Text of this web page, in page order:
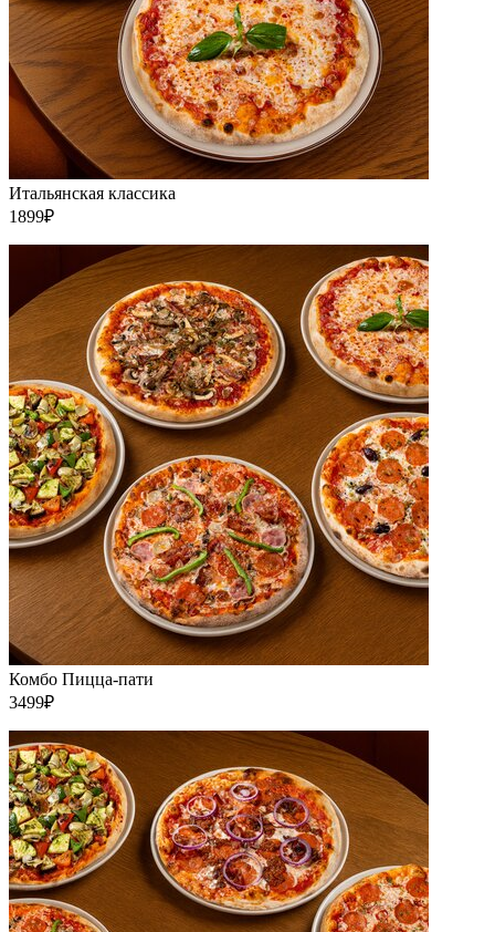
Итальянская классика
1899₽
Комбо Пицца-пати
3499₽